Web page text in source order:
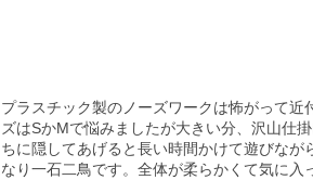
ラスチック製のノーズワークは怖がって近
はSかMで悩みましたが大きい分、沢山仕
に隠してあげると長い時間かけて遊びなが
り一石二鳥です。全体が柔らかくて気に入